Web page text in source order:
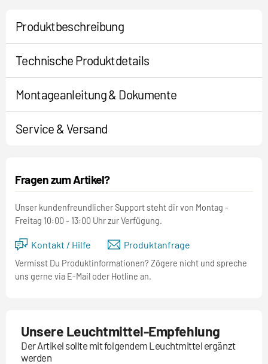
Produktbeschreibung
Technische Produktdetails
Montageanleitung & Dokumente
Service & Versand
Fragen zum Artikel?
Unser kundenfreundlicher Support steht dir von Montag -
Freitag 10:00 - 13:00 Uhr zur Verfügung.
Kontakt / Hilfe Produktanfrage
Vermisst Du Produktinformationen? Zögere nicht und spreche
uns gerne via E-Mail oder Hotline an.
Unsere Leuchtmittel-Empfehlung
Der Artikel sollte mit folgendem Leuchtmittel ergänzt
werden